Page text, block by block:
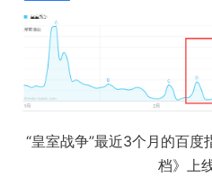
“皇室战争”最近3个月的百
档》上